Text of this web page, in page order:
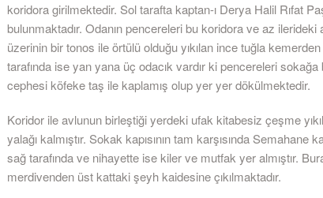
koridora girilmektedir. Sol tarafta kaptan-ı Derya Halil Rıfat
bulunmaktadır. Odanın pencereleri bu koridora ve az
üzerinin bir tonos ile örtülü olduğu yıkılan ince tuğla kemerden
tarafında ise yan yana üç odacık vardır ki pencereleri sokağa
cephesi köfeke taş ile kaplamış olup yer yer dökülmektedir.
Koridor ile avlunun birleştiği yerdeki ufak kitabesiz çeşme
yalağı kalmıştır. Sokak kapısının tam karşısında Semahane
sağ tarafında ve nihayette ise kiler ve mutfak yer almıştır.
merdivenden üst kattaki şeyh kaidesine çıkılmaktadır.